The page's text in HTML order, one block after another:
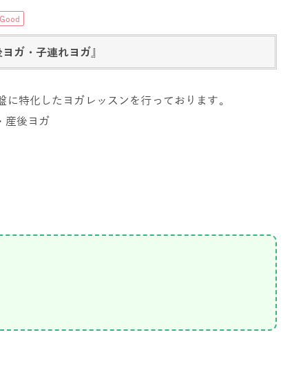
Good
ガ・子連れヨガ』
特化したヨガレッスンを行っております。
産後ヨガ